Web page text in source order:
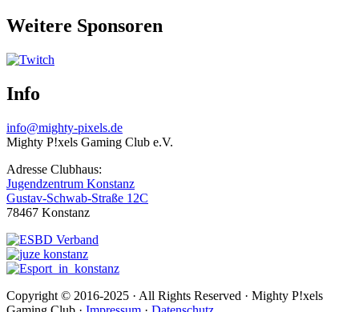
Weitere Sponsoren
Info
info@mighty-pixels.de
Mighty P!xels Gaming Club e.V.
Adresse Clubhaus:
Jugendzentrum Konstanz
Gustav-Schwab-Straße 12C
78467 Konstanz
Copyright © 2016-2025 · All Rights Reserved · Mighty P!xels